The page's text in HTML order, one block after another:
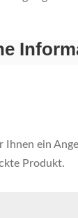
Ihnen ein
Produkt.